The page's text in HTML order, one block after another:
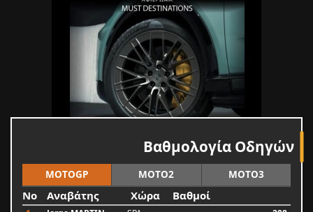
Βαθμολογία Οδηγών
MOTOGP MOTO2 MOTO3
No Αναβάτης Χώρα Βαθμοί